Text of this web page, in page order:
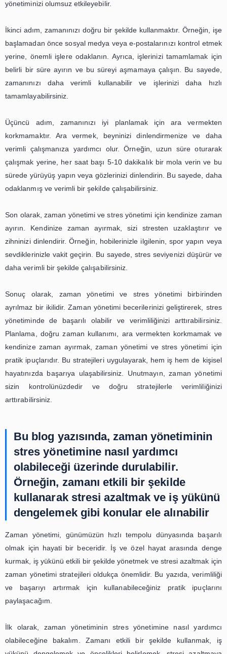
daha verimli olabileceğimizi düşünebiliriz.
Son olarak, zaman yönetimi stratejilerini uygularken,
zaman ayırmayı da unutmamalıyız. Zaman
işlerimizi daha iyi planlamak ve zamanımızı
da içerir. Kendimize zaman ayırmak, stresimizi
motivasyonumuzu arttırır ve bizi daha verimli hale
nedenle, zaman yönetimi stratejilerini uygularken,
zaman ayırmayı da ihmal etmemeliyiz.
hayatımızda başarıya ulaşmamıza yardımcı olabilir.
belirlemek, zamanı doğru şekilde kullanmak, zamanı
değerlendirmek ve kendimize zaman ayırmak, zaman
stratejilerinin temel unsurlarıdır. Bu stratejileri
Unutmayalım ki, zaman yönetimi, başarının anahtarıdır.
Zaman Yönetimi ve Stres
Verimliliği Arttırmak İçin İpuçları
Zaman yönetimi, günümüzün hızlı tempolu
olmak için hayati bir öneme sahiptir. Ancak, zaman
yönetiminde de büyük bir rol oynamaktadır. Bu nedenle,
arttırmak ve başarıya ulaşmak için zaman yönetimi
öğrenmek ve uygulamak önemlidir.
İlk olarak, zaman yönetimi ve stres yönetimi arasındaki
bir göz atalım. Zaman yönetimi becerileri, işlerimizi daha
şekilde yapmamıza yardımcı olurken, stres yönetimi
bizi stresli durumlarda sakin ve odaklanmış tutar. Bu
zaman yönetimi stratejileri aynı zamanda stres
yönetiminin temelidir. Günlük, haftalık veya aylık olarak
işleri listeleyin ve öncelik sırasına göre düzenleyin.